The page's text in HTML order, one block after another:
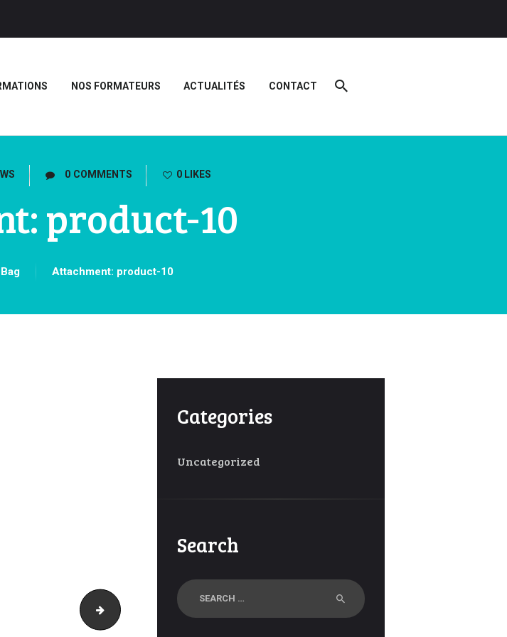
NOS FORMATEURS ACTUALITÉS CONTACT
0 COMMENTS 0 LIKES
product-10
Attachment: product-10
product-11
Categories
Uncategorized
Search
Search
for: